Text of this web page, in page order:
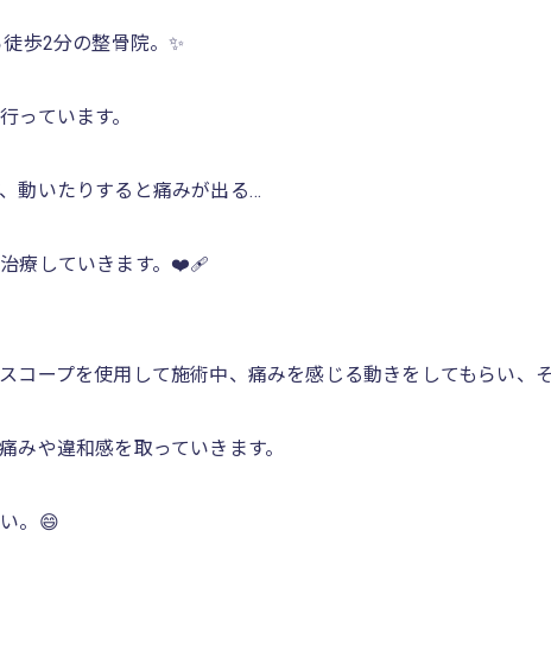
歩2分の整骨院。✨
っています。
動いたりすると痛みが出る…
療していきます。❤️‍🩹
コープを使用して施術中、痛みを感じる動きをしてもらい、
や違和感を取っていきます。
。😄